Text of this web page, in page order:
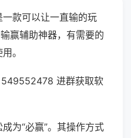
款可以让一直输的玩
赢辅助神器，有需要的
。
549552478 进群获取软
为“必赢”。其操作方式